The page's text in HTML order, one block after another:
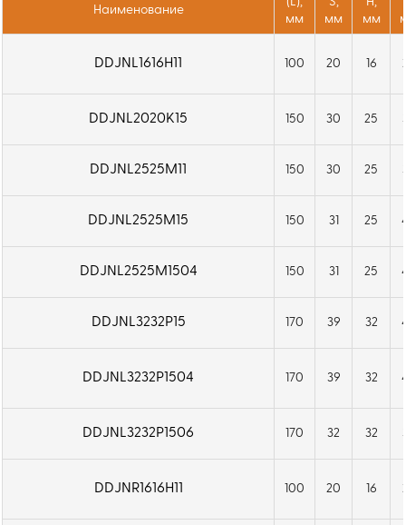
Наименование
мм
мм
мм
DDJNL1616H11 100 20 16
DDJNL2020K15 150 30 25
DDJNL2525M11 150 30 25
DDJNL2525M15 150 31 25
DDJNL2525M1504 150 31 25
DDJNL3232P15 170 39 32
DDJNL3232P1504 170 39 32
DDJNL3232P1506 170 32 32
DDJNR1616H11 100 20 16